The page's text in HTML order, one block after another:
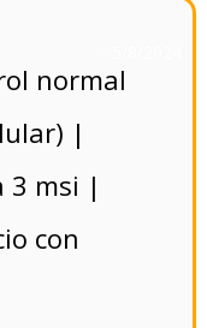
normal
|
3 msi |
con